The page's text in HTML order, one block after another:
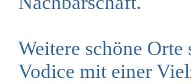
Weitere schöne
Vodice mit einer